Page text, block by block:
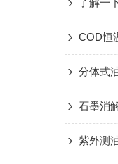
了解一